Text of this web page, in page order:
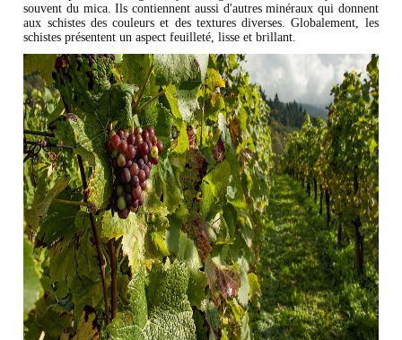
souvent du mica. Ils contiennent aussi d'autres minéraux qui donnent
aux schistes des couleurs et des textures diverses. Globalement, les
schistes présentent un aspect feuilleté, lisse et brillant.